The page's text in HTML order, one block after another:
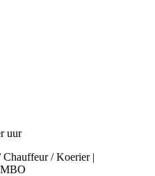
uur
/ Koerier |
MBO